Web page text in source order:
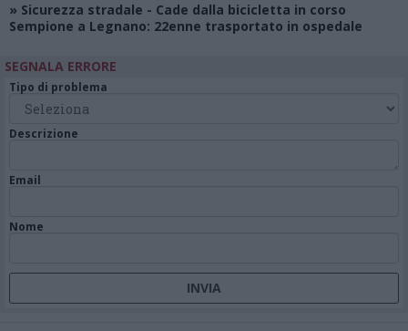
» Sicurezza stradale - Cade dalla bicicletta in corso
Sempione a Legnano: 22enne trasportato in ospedale
SEGNALA ERRORE
Tipo di problema
Descrizione
Email
Nome